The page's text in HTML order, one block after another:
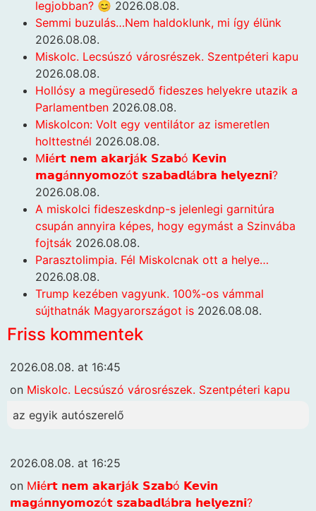
legjobban? 😊 2026.08.08.
Semmi buzulás…Nem haldoklunk, mi így élünk
2026.08.08.
Miskolc. Lecsúszó városrészek. Szentpéteri kapu
2026.08.08.
Hollósy a megüresedő fideszes helyekre utazik a
Parlamentben 2026.08.08.
Miskolcon: Volt egy ventilátor az ismeretlen
holttestnél 2026.08.08.
M𝗶é𝗿𝘁 𝗻𝗲𝗺 𝗮𝗸𝗮𝗿𝗷á𝗸 𝗦𝘇𝗮𝗯ó 𝗞𝗲𝘃𝗶𝗻
𝗺𝗮𝗴á𝗻𝗻𝘆𝗼𝗺𝗼𝘇ó𝘁 𝘀𝘇𝗮𝗯𝗮𝗱𝗹á𝗯𝗿𝗮 𝗵𝗲𝗹𝘆𝗲𝘇𝗻𝗶?
2026.08.08.
A miskolci fideszeskdnp-s jelenlegi garnitúra
csupán annyira képes, hogy egymást a Szinvába
fojtsák 2026.08.08.
Parasztolimpia. Fél Miskolcnak ott a helye…
2026.08.08.
Trump kezében vagyunk. 100%-os vámmal
sújthatnák Magyarországot is 2026.08.08.
Friss kommentek
2026.08.08. at 16:45
on Miskolc. Lecsúszó városrészek. Szentpéteri kapu
az egyik autószerelő
2026.08.08. at 16:25
on M𝗶é𝗿𝘁 𝗻𝗲𝗺 𝗮𝗸𝗮𝗿𝗷á𝗸 𝗦𝘇𝗮𝗯ó 𝗞𝗲𝘃𝗶𝗻
𝗺𝗮𝗴á𝗻𝗻𝘆𝗼𝗺𝗼𝘇ó𝘁 𝘀𝘇𝗮𝗯𝗮𝗱𝗹á𝗯𝗿𝗮 𝗵𝗲𝗹𝘆𝗲𝘇𝗻𝗶?